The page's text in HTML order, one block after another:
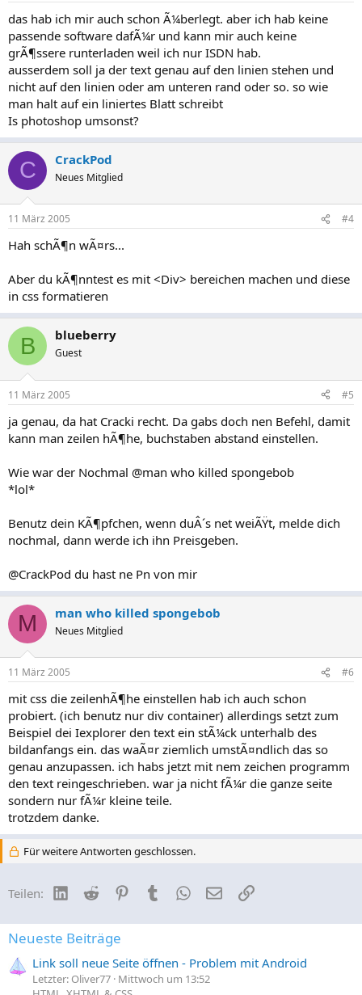
das hab ich mir auch schon Ã¼berlegt. aber ich hab keine
passende software dafÃ¼r und kann mir auch keine
grÃ¶ssere runterladen weil ich nur ISDN hab.
ausserdem soll ja der text genau auf den linien stehen und
nicht auf den linien oder am unteren rand oder so. so wie
man halt auf ein liniertes Blatt schreibt
Is photoshop umsonst?
C CrackPod
Neues Mitglied
11 März 2005 #4
Hah schÃ¶n wÃ¤rs...
Aber du kÃ¶nntest es mit <Div> bereichen machen und diese
in css formatieren
B blueberry
Guest
11 März 2005 #5
ja genau, da hat Cracki recht. Da gabs doch nen Befehl, damit
kann man zeilen hÃ¶he, buchstaben abstand einstellen.
Wie war der Nochmal @man who killed spongebob
*lol*
Benutz dein KÃ¶pfchen, wenn duÂ´s net weiÃŸt, melde dich
nochmal, dann werde ich ihn Preisgeben.
@CrackPod du hast ne Pn von mir
M man who killed spongebob
Neues Mitglied
11 März 2005 #6
mit css die zeilenhÃ¶he einstellen hab ich auch schon
probiert. (ich benutz nur div container) allerdings setzt zum
Beispiel dei Iexplorer den text ein stÃ¼ck unterhalb des
bildanfangs ein. das waÃ¤r ziemlich umstÃ¤ndlich das so
genau anzupassen. ich habs jetzt mit nem zeichen programm
den text reingeschrieben. war ja nicht fÃ¼r die ganze seite
sondern nur fÃ¼r kleine teile.
trotzdem danke.
Für weitere Antworten geschlossen.
Teilen: LinkedIn
Reddit PinterestTumblrWhatsApp
E-MailLink
Neueste Beiträge
Link soll neue Seite öffnen - Problem mit Android
Letzter: Oliver77 Mittwoch um 13:52